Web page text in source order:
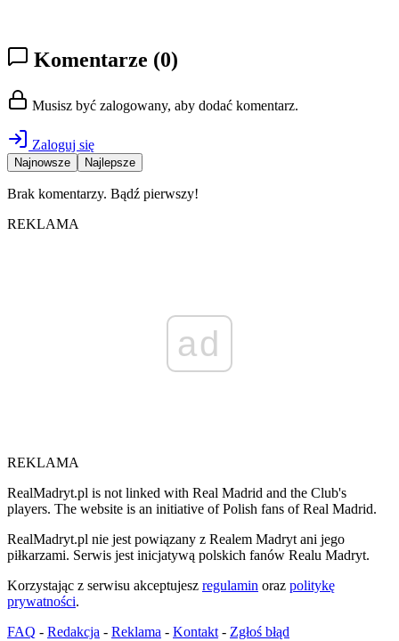
Komentarze (0)
Musisz być zalogowany, aby dodać komentarz.
Zaloguj się
Najnowsze Najlepsze
Brak komentarzy. Bądź pierwszy!
REKLAMA
ad
REKLAMA
RealMadryt.pl is not linked with Real Madrid and the Club's
players. The website is an initiative of Polish fans of Real Madrid.
RealMadryt.pl nie jest powiązany z Realem Madryt ani jego
piłkarzami. Serwis jest inicjatywą polskich fanów Realu Madryt.
Korzystając z serwisu akceptujesz regulamin oraz politykę
prywatności.
FAQ - Redakcja - Reklama - Kontakt - Zgłoś błąd